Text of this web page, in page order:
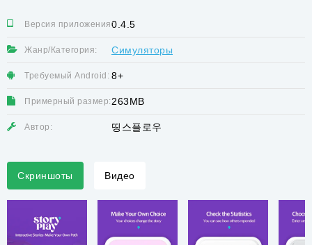
Версия приложения:0.4.5
Жанр/Категория: Симуляторы
Требуемый Android: 8+
Примерный размер: 263MB
Автор: 띵스플로우
Скриншоты Видео